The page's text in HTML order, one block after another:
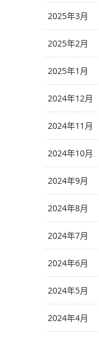
2025年3月
2025年2月
2025年1月
2024年12月
2024年11月
2024年10月
2024年9月
2024年8月
2024年7月
2024年6月
2024年5月
2024年4月